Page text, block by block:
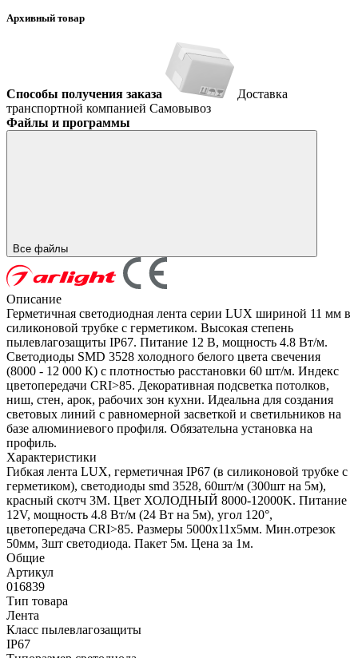
Архивный товар
Способы получения заказа
Доставка
транспортной компанией Самовывоз
Файлы и программы
Все файлы
Описание
Герметичная светодиодная лента серии LUX шириной 11 мм в
силиконовой трубке с герметиком. Высокая степень
пылевлагозащиты IP67. Питание 12 В, мощность 4.8 Вт/м.
Светодиоды SMD 3528 холодного белого цвета свечения
(8000 - 12 000 К) с плотностью расстановки 60 шт/м. Индекс
цветопередачи CRI>85. Декоративная подсветка потолков,
ниш, стен, арок, рабочих зон кухни. Идеальна для создания
световых линий с равномерной засветкой и светильников на
базе алюминиевого профиля. Обязательна установка на
профиль.
Характеристики
Гибкая лента LUX, герметичная IP67 (в силиконовой трубке с
герметиком), светодиоды smd 3528, 60шт/м (300шт на 5м),
красный скотч 3М. Цвет ХОЛОДНЫЙ 8000-12000K. Питание
12V, мощность 4.8 Вт/м (24 Вт на 5м), угол 120°,
цветопередача CRI>85. Размеры 5000х11x5мм. Мин.отрезок
50мм, 3шт светодиода. Пакет 5м. Цена за 1м.
Общие
Артикул
016839
Тип товара
Лента
Класс пылевлагозащиты
IP67